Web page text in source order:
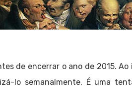
de encerrar o ano de 2015.
lo semanalmente. É uma